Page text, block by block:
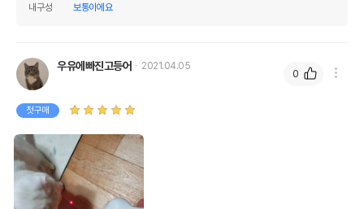
내구성
보통이에요
우유에빠진고등어 2021.04.05
첫구매
0